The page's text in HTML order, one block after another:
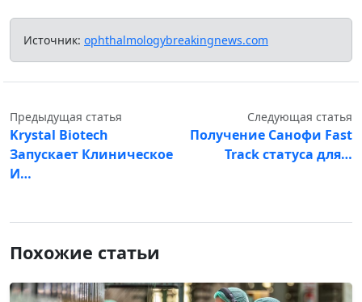
Источник: ophthalmologybreakingnews.com
Предыдущая статья
Krystal Biotech
Запускает Клиническое
И…
Следующая статья
Получение Санофи Fast
Track статуса для…
Похожие статьи